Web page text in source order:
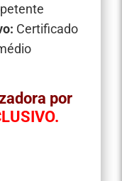
Certificado
por